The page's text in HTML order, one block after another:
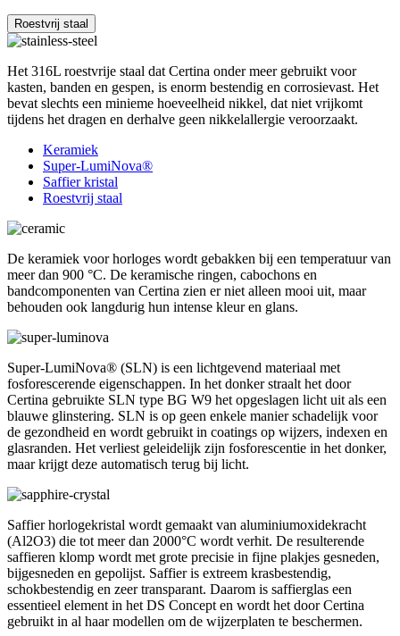
Roestvrij staal
Het 316L roestvrije staal dat Certina onder meer gebruikt voor
kasten, banden en gespen, is enorm bestendig en corrosievast. Het
bevat slechts een minieme hoeveelheid nikkel, dat niet vrijkomt
tijdens het dragen en derhalve geen nikkelallergie veroorzaakt.
Keramiek
Super-LumiNova®
Saffier kristal
Roestvrij staal
De keramiek voor horloges wordt gebakken bij een temperatuur van
meer dan 900 °C. De keramische ringen, cabochons en
bandcomponenten van Certina zien er niet alleen mooi uit, maar
behouden ook langdurig hun intense kleur en glans.
Super-LumiNova® (SLN) is een lichtgevend materiaal met
fosforescerende eigenschappen. In het donker straalt het door
Certina gebruikte SLN type BG W9 het opgeslagen licht uit als een
blauwe glinstering. SLN is op geen enkele manier schadelijk voor
de gezondheid en wordt gebruikt in coatings op wijzers, indexen en
glasranden. Het verliest geleidelijk zijn fosforescentie in het donker,
maar krijgt deze automatisch terug bij licht.
Saffier horlogekristal wordt gemaakt van aluminiumoxidekracht
(Al2O3) die tot meer dan 2000°C wordt verhit. De resulterende
saffieren klomp wordt met grote precisie in fijne plakjes gesneden,
bijgesneden en gepolijst. Saffier is extreem krasbestendig,
schokbestendig en zeer transparant. Daarom is saffierglas een
essentieel element in het DS Concept en wordt het door Certina
gebruikt in al haar modellen om de wijzerplaten te beschermen.